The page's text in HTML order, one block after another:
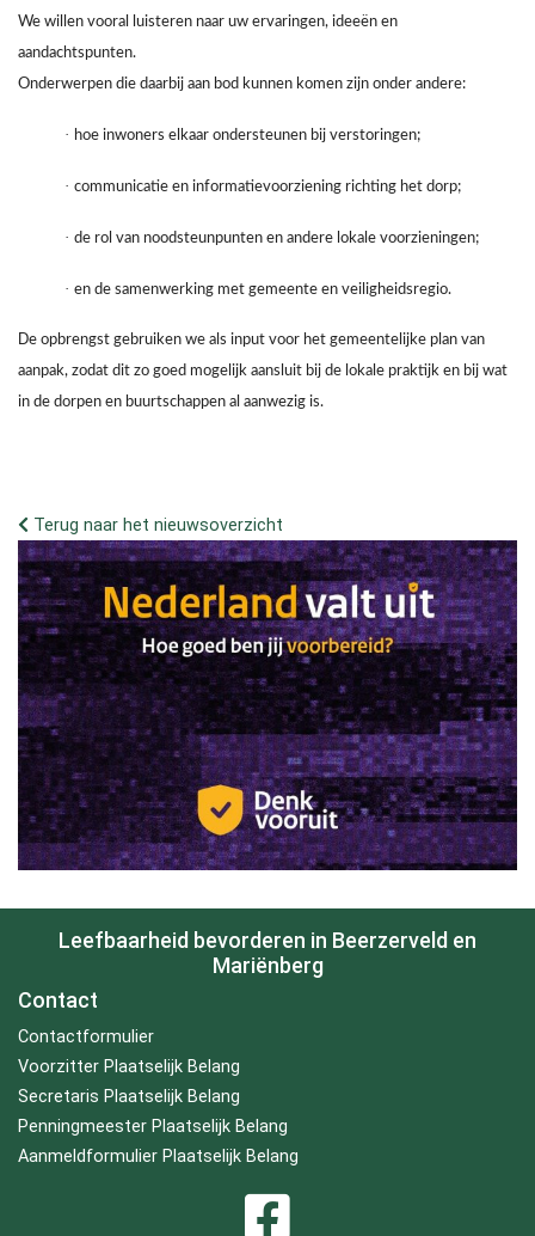
We willen vooral luisteren naar uw ervaringen, ideeën en
aandachtspunten.
Onderwerpen die daarbij aan bod kunnen komen zijn onder andere:
· hoe inwoners elkaar ondersteunen bij verstoringen;
· communicatie en informatievoorziening richting het dorp;
· de rol van noodsteunpunten en andere lokale voorzieningen;
· en de samenwerking met gemeente en veiligheidsregio.
De opbrengst gebruiken we als input voor het gemeentelijke plan van
aanpak, zodat dit zo goed mogelijk aansluit bij de lokale praktijk en bij wat
in de dorpen en buurtschappen al aanwezig is.
Terug naar het nieuwsoverzicht
Leefbaarheid bevorderen in Beerzerveld en
Mariënberg
Contact
Contactformulier
Voorzitter Plaatselijk Belang
Secretaris Plaatselijk Belang
Penningmeester Plaatselijk Belang
Aanmeldformulier Plaatselijk Belang